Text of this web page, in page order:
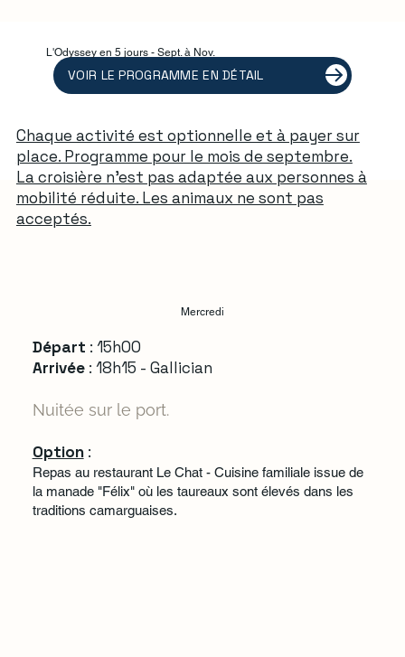
VOIR LE PROGRAMME EN DÉTAIL
L'Odyssey en 5 jours - Sept. à Nov.
Chaque activité est optionnelle et à payer sur
place. Programme pour le mois de septembre.
La croisière n'est pas adaptée aux personnes à
mobilité réduite. Les animaux ne sont pas
acceptés.
Mercredi
Départ : 15h00
Arrivée: 18h15 - Gallician
Nuitée sur le port.
Option:
Repas au restaurant Le Chat - Cuisine familiale issue de
la manade "Félix" où les taureaux sont élevés dans les
traditions camarguaises.